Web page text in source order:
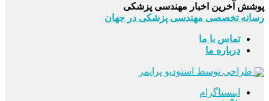
پوشش آخرین اخبار مهندسی پزشکی
رسانه تخصصی مهندسی پزشکی در جهان
تماس با ما
درباره ما
طراحی توسط استودیو پرایمر
اینستاگرام